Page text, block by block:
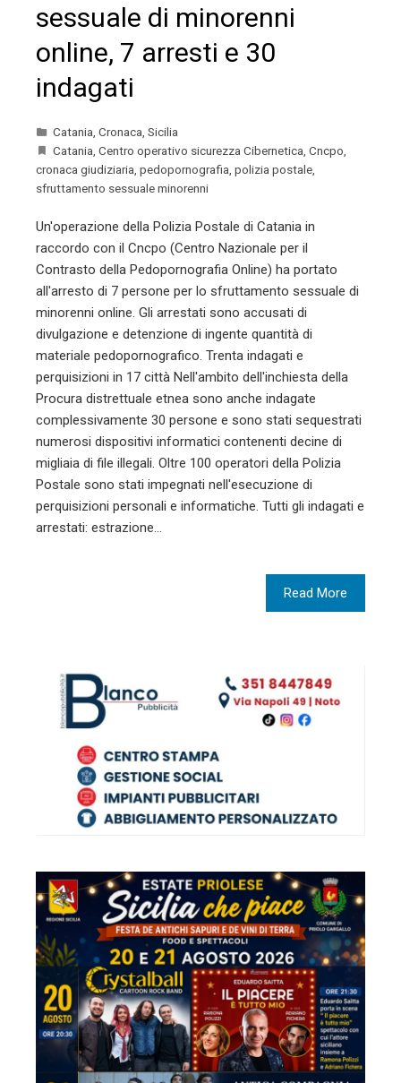
sessuale di minorenni
online, 7 arresti e 30
indagati
Catania, Cronaca, Sicilia
Catania, Centro operativo sicurezza Cibernetica, Cncpo,
cronaca giudiziaria, pedopornografia, polizia postale,
sfruttamento sessuale minorenni
Un'operazione della Polizia Postale di Catania in
raccordo con il Cncpo (Centro Nazionale per il
Contrasto della Pedopornografia Online) ha portato
all'arresto di 7 persone per lo sfruttamento sessuale di
minorenni online. Gli arrestati sono accusati di
divulgazione e detenzione di ingente quantità di
materiale pedopornografico. Trenta indagati e
perquisizioni in 17 città Nell'ambito dell'inchiesta della
Procura distrettuale etnea sono anche indagate
complessivamente 30 persone e sono stati sequestrati
numerosi dispositivi informatici contenenti decine di
migliaia di file illegali. Oltre 100 operatori della Polizia
Postale sono stati impegnati nell'esecuzione di
perquisizioni personali e informatiche. Tutti gli indagati e
arrestati: estrazione…
Read More